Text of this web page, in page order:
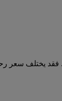
يختلف سعر